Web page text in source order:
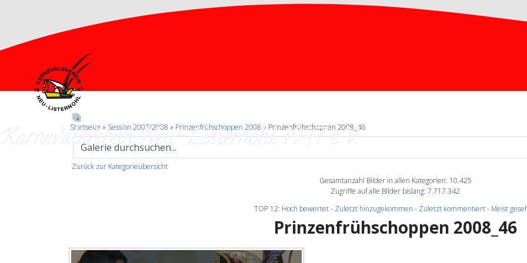
Karnevalsverein Neu-Listernohl 1947 e.V.
Startseite » Session 2007/2008 » Prinzenfrühschoppen 2008 » Prinzenfrühschoppen 2008_46
Zurück zur Kategorieübersicht
Gesamtanzahl Bilder in allen Kategorien: 10.425
Zugriffe auf alle Bilder bislang: 7.717.342
TOP 12: Hoch bewertet- Zuletzt hinzugekommen - Zuletzt kommentiert- Meist
Prinzenfrühschoppen 2008_46